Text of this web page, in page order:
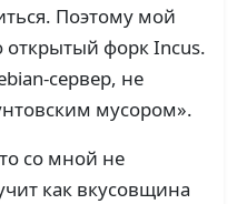
Поэтому мой
форк Incus.
сервер, не
мусором».
со мной не
как вкусовщина